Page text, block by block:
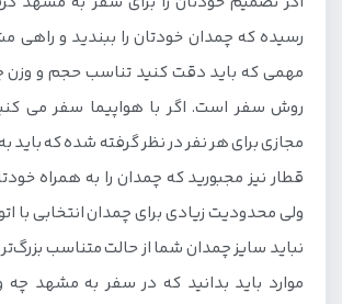
رسیده که چمدان خودتان را ببندید و راهی
مهمی که باید دقت کنید تناسب حجم و وزن
روش سفر است. اگر با هواپیما سفر می
مجازی برای هر نفر در نظر گرفته شده که باید
قطار نیز مجبورید که چمدان را به همراه
ولی محدودیت زیادی برای چمدان انتخابی با
نباید سایز چمدان شما از حالت متناسب بزرگ‌تر
موارد باید بدانید که در سفر به مشهد چه